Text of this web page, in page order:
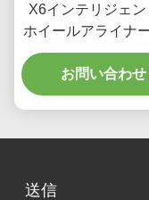
X6インテリジェ
ホイールアライナ
アルスクリーン リ
イムトラッキング
3Dイメージングに
お問い合わせ
送信